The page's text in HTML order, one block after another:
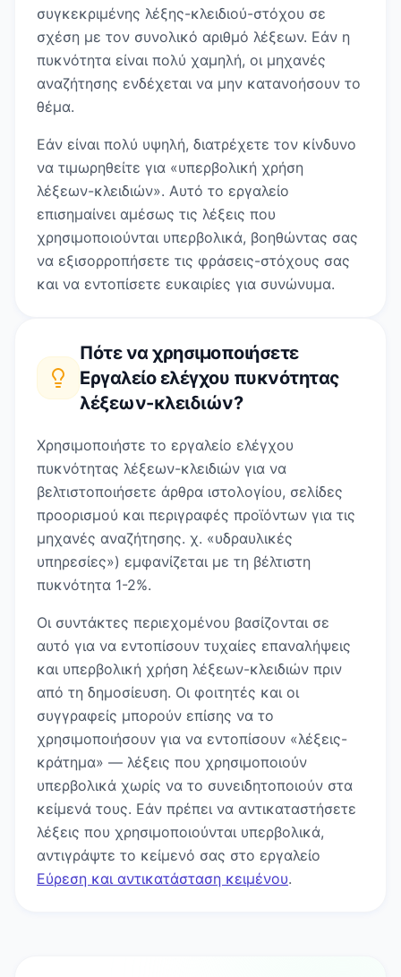
συγκεκριμένης λέξης-κλειδιού-στόχου σε
σχέση με τον συνολικό αριθμό λέξεων. Εάν η
πυκνότητα είναι πολύ χαμηλή, οι μηχανές
αναζήτησης ενδέχεται να μην κατανοήσουν το
θέμα.
Εάν είναι πολύ υψηλή, διατρέχετε τον κίνδυνο
να τιμωρηθείτε για «υπερβολική χρήση
λέξεων-κλειδιών». Αυτό το εργαλείο
επισημαίνει αμέσως τις λέξεις που
χρησιμοποιούνται υπερβολικά, βοηθώντας σας
να εξισορροπήσετε τις φράσεις-στόχους σας
και να εντοπίσετε ευκαιρίες για συνώνυμα.
Πότε να χρησιμοποιήσετε
Εργαλείο ελέγχου πυκνότητας
λέξεων-κλειδιών?
Χρησιμοποιήστε το εργαλείο ελέγχου
πυκνότητας λέξεων-κλειδιών για να
βελτιστοποιήσετε άρθρα ιστολογίου, σελίδες
προορισμού και περιγραφές προϊόντων για τις
μηχανές αναζήτησης. χ. «υδραυλικές
υπηρεσίες») εμφανίζεται με τη βέλτιστη
πυκνότητα 1-2%.
Οι συντάκτες περιεχομένου βασίζονται σε
αυτό για να εντοπίσουν τυχαίες επαναλήψεις
και υπερβολική χρήση λέξεων-κλειδιών πριν
από τη δημοσίευση. Οι φοιτητές και οι
συγγραφείς μπορούν επίσης να το
χρησιμοποιήσουν για να εντοπίσουν «λέξεις-
κράτημα» — λέξεις που χρησιμοποιούν
υπερβολικά χωρίς να το συνειδητοποιούν στα
κείμενά τους. Εάν πρέπει να αντικαταστήσετε
λέξεις που χρησιμοποιούνται υπερβολικά,
αντιγράψτε το κείμενό σας στο εργαλείο
Εύρεση και αντικατάσταση κειμένου.